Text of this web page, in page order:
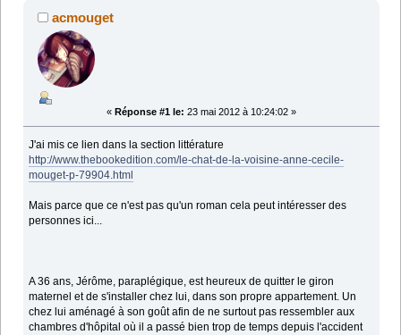
acmouget
« Réponse #1 le: 23 mai 2012 à 10:24:02 »
J'ai mis ce lien dans la section littérature
http://www.thebookedition.com/le-chat-de-la-voisine-anne-cecile-
mouget-p-79904.html
Mais parce que ce n'est pas qu'un roman cela peut intéresser des
personnes ici...
A 36 ans, Jérôme, paraplégique, est heureux de quitter le giron
maternel et de s'installer chez lui, dans son propre appartement. Un
chez lui aménagé à son goût afin de ne surtout pas ressembler aux
chambres d'hôpital où il a passé bien trop de temps depuis l'accident